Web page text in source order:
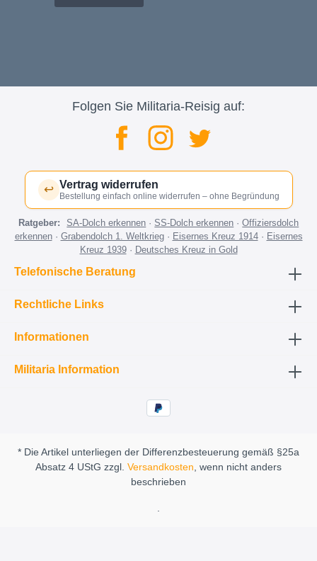
Folgen Sie Militaria-Reisig auf:
↩ Vertrag widerrufen
Bestellung einfach online widerrufen – ohne Begründung
Ratgeber: SA-Dolch erkennen ·SS-Dolch erkennen ·Offiziersdolch
erkennen· Grabendolch 1. Weltkrieg· Eisernes Kreuz 1914· Eisernes
Kreuz 1939· Deutsches Kreuz in Gold
Telefonische Beratung
Rechtliche Links
Informationen
Militaria Information
* Die Artikel unterliegen der Differenzbesteuerung gemäß §25a
Absatz 4 UStG zzgl. Versandkosten, wenn nicht anders
beschrieben
.